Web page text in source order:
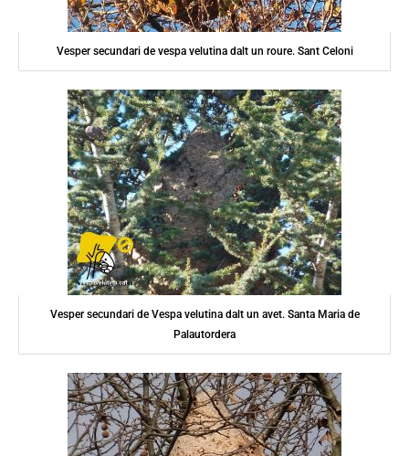
Vesper secundari de vespa velutina dalt un roure. Sant Celoni
Vesper secundari de Vespa velutina dalt un avet. Santa Maria de
Palautordera